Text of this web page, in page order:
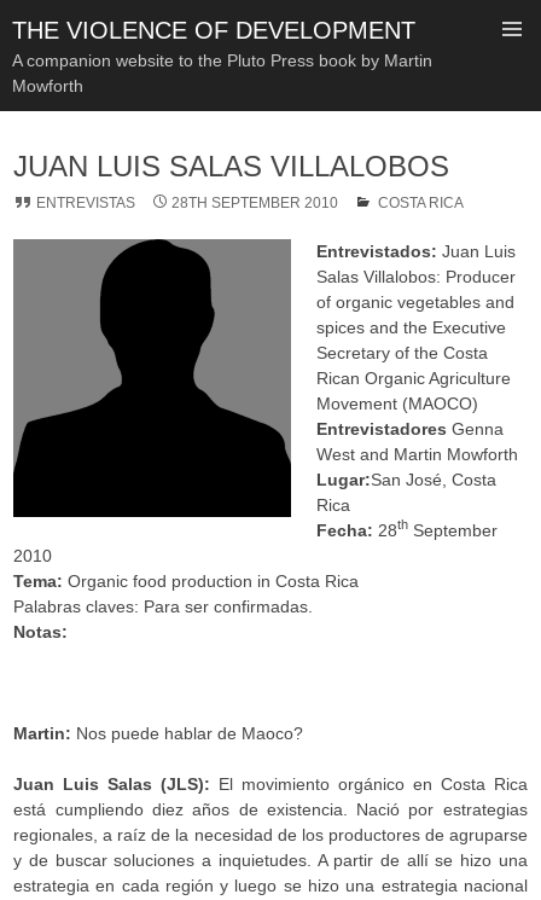
THE VIOLENCE OF DEVELOPMENT
A companion website to the Pluto Press book by Martin
Mowforth
CONTENT
JUAN LUIS SALAS VILLALOBOS
ENTREVISTAS 28TH SEPTEMBER 2010 COSTA RICA
Entrevistados: Juan Luis
Salas Villalobos: Producer
of organic vegetables and
spices and the Executive
Secretary of the Costa
Rican Organic Agriculture
Movement (MAOCO)
Entrevistadores Genna
West and Martin Mowforth
Lugar:San José, Costa
Rica
Fecha: 28th September
2010
Tema: Organic food production in Costa Rica
Palabras claves: Para ser confirmadas.
Notas:
Martin: Nos puede hablar de Maoco?
Juan Luis Salas (JLS): El movimiento orgánico en Costa Rica
está cumpliendo diez años de existencia. Nació por estrategias
regionales, a raíz de la necesidad de los productores de agruparse
y de buscar soluciones a inquietudes. A partir de allí se hizo una
estrategia en cada región y luego se hizo una estrategia nacional